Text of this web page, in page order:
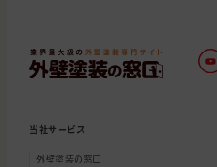
当社サービス
外壁塗装の窓口